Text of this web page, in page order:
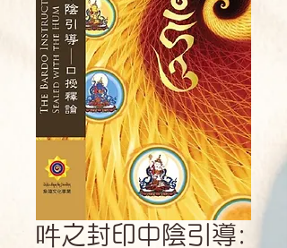
吽之封印中陰引導: